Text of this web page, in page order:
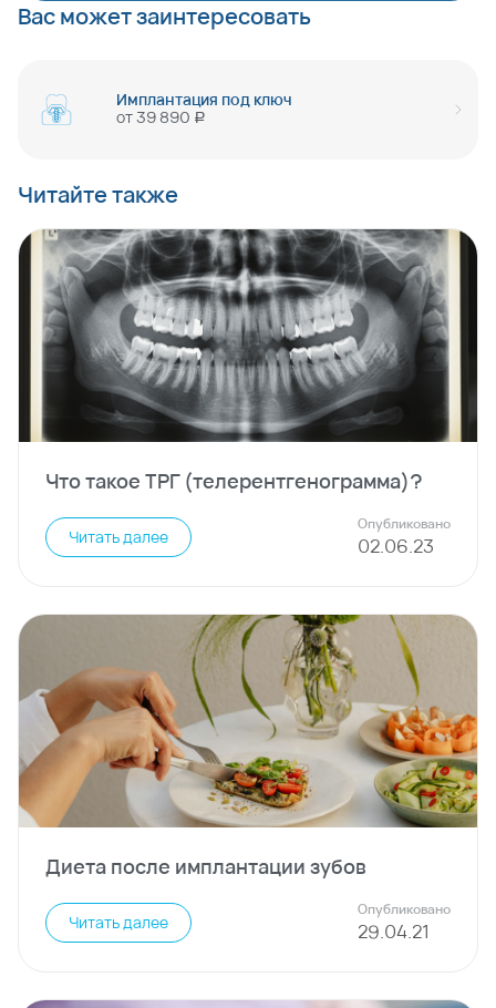
Вас может заинтересовать
Имплантация под ключ
от39 890 руб
Читайте также
Что такое ТРГ (телерентгенограмма)?
Читать далее
Опубликовано
02.06.23
Диета после имплантации зубов
Читать далее
Опубликовано
29.04.21